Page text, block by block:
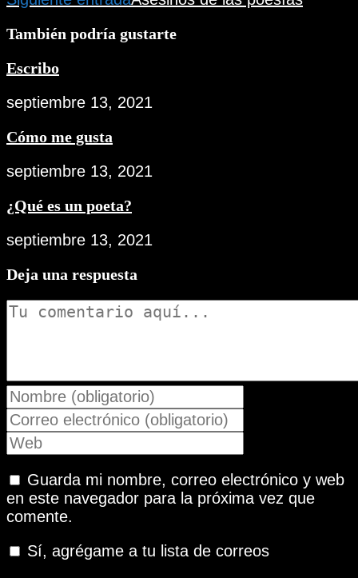
artículos
También podría gustarte
Escribo
septiembre 13, 2021
Cómo me gusta
septiembre 13, 2021
¿Qué es un poeta?
septiembre 13, 2021
Deja una respuesta
Comentario
Introduce
tu
nombre
o
de
usuario
para
comentar
Introduce
tu
dirección
de
correo
electrónico
para
comentar
Introduce
la
URL
de
tu
(opcional)
Guarda mi nombre, correo electrónico y web
en este navegador para la próxima vez que
comente.
Sí, agrégame a tu lista de correos